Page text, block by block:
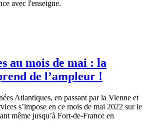
avec l'enseigne.
au mois de mai : la
de l’ampleur !
Atlantiques, en passant par la Vienne et
s’impose en ce mois de mai 2022 sur le
même jusqu’à Fort-de-France en